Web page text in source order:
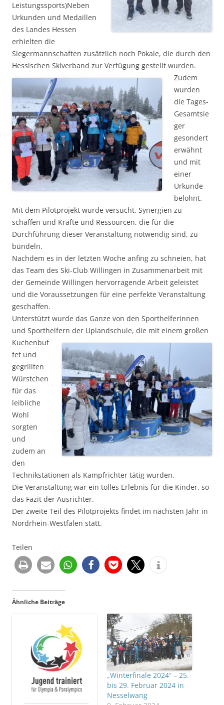
Leistungssports)Neben
Urkunden und Medaillen
des Landes Hessen
erhielten die
Siegermannschaften zusätzlich noch Pokale, die durch den
Hessischen Skiverband zur Verfügung gestellt wurden.
Zudem
wurden
die Tages-
Gesamtsie
ger
gesondert
erwähnt
und mit
einer
Urkunde
belohnt.
Mit dem Pilotprojekt wurde versucht, Synergien zu
schaffen und Kräfte und Ressourcen, die für die
Durchführung dieser Veranstaltung notwendig sind, zu
bündeln.
Nachdem es in der letzten Woche anfing zu schneien, hat
das Team des Ski-Club Willingen in Zusammenarbeit mit
der Gemeinde Willingen hervorragende Arbeit geleistet
und die Voraussetzungen für eine perfekte Veranstaltung
geschaffen.
Unterstützt wurde das Ganze von den Sporthelferinnen
und Sporthelfern der Uplandschule, die mit einem großen
Kuchenbuf
fet und
gegrillten
Würstchen
für das
leibliche
Wohl
sorgten
und
zudem an
den
Technikstationen als Kampfrichter tätig wurden.
Die Veranstaltung war ein tolles Erlebnis für die Kinder, so
das Fazit der Ausrichter.
Der zweite Teil des Pilotprojekts findet im nächsten Jahr in
Nordrhein-Westfalen statt.
Teilen
Ähnliche Beiträge
„Winterfinale 2024“ – 25.
bis 29. Februar 2024 in
Nesselwang